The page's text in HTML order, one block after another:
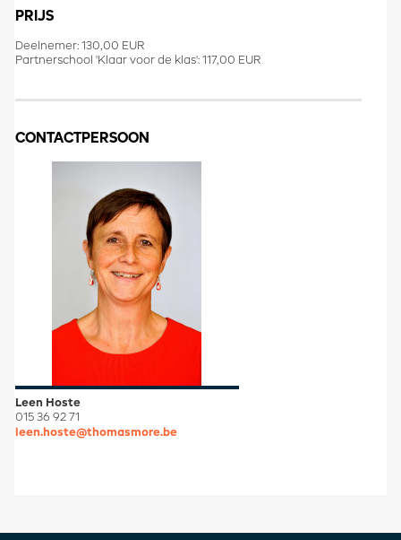
PRIJS
Deelnemer: 130,00 EUR
Partnerschool 'Klaar voor de klas': 117,00 EUR
CONTACTPERSOON
Leen Hoste
015 36 92 71
leen.hoste@thomasmore.be